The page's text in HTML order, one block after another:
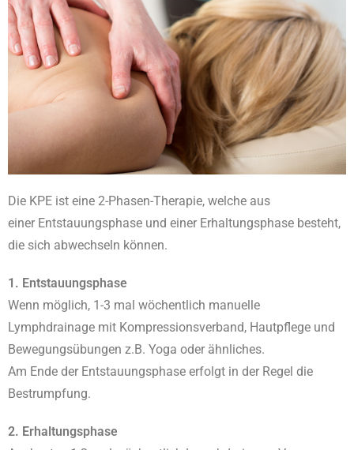
Die KPE ist eine 2-Phasen-Therapie, welche aus
einer Entstauungsphase und einer Erhaltungsphase besteht,
die sich abwechseln können.
1. Entstauungsphase
Wenn möglich, 1-3 mal wöchentlich manuelle
Lymphdrainage mit Kompressionsverband, Hautpflege und
Bewegungsübungen z.B. Yoga oder ähnliches.
Am Ende der Entstauungsphase erfolgt in der Regel die
Bestrumpfung.
2. Erhaltungsphase